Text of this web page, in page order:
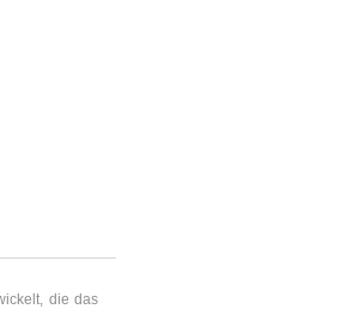
die das